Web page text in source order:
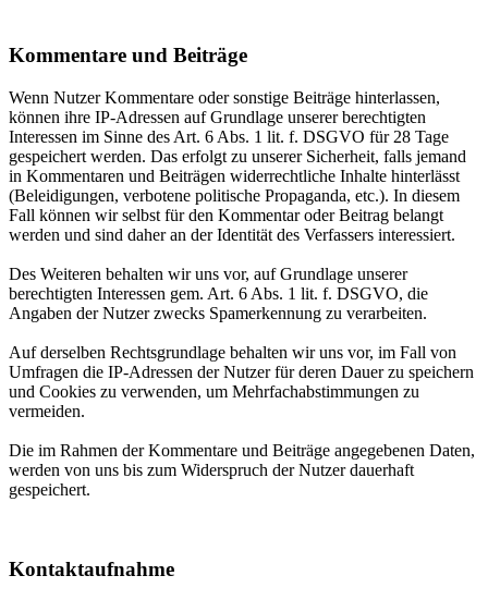
Kommentare und Beiträge
Wenn Nutzer Kommentare oder sonstige Beiträge hinterlassen,
können ihre IP-Adressen auf Grundlage unserer berechtigten
Interessen im Sinne des Art. 6 Abs. 1 lit. f. DSGVO für 28 Tage
gespeichert werden. Das erfolgt zu unserer Sicherheit, falls jemand
in Kommentaren und Beiträgen widerrechtliche Inhalte hinterlässt
(Beleidigungen, verbotene politische Propaganda, etc.). In diesem
Fall können wir selbst für den Kommentar oder Beitrag belangt
werden und sind daher an der Identität des Verfassers interessiert.
Des Weiteren behalten wir uns vor, auf Grundlage unserer
berechtigten Interessen gem. Art. 6 Abs. 1 lit. f. DSGVO, die
Angaben der Nutzer zwecks Spamerkennung zu verarbeiten.
Auf derselben Rechtsgrundlage behalten wir uns vor, im Fall von
Umfragen die IP-Adressen der Nutzer für deren Dauer zu speichern
und Cookies zu verwenden, um Mehrfachabstimmungen zu
vermeiden.
Die im Rahmen der Kommentare und Beiträge angegebenen Daten,
werden von uns bis zum Widerspruch der Nutzer dauerhaft
gespeichert.
Kontaktaufnahme